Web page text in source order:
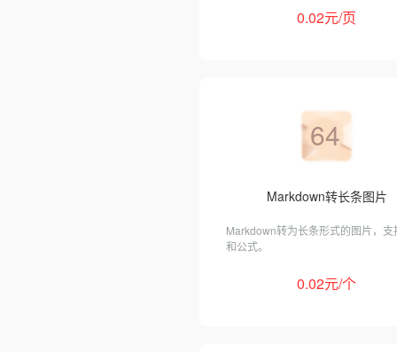
0.02元/页
64
Markdown转长条图片
Markdown转为长条形式的图片，支
和公式。
0.02元/个